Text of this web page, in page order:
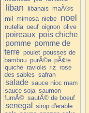
liban libanais maÃ®s
mil mimosa niebe noel
nutella oeuf oignon olive
poireaux pois chiche
pomme pomme de
terre poulet pousses de
bambou purÃ©e pÃ¢te
quiche raviolis riz rose
des sables safran
salade sauce nioc mam
sauce soja saumon
fumÃ© sautÃ© de boeuf
senegal
sirop d'erable